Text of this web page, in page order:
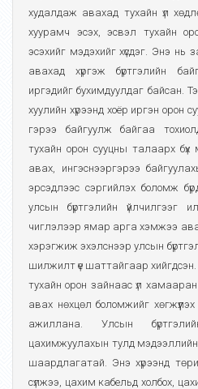
худалдаж авахад тухайн үл
хуурамч эсэх, эсвэл тухайн
эсэхийг мэдэхийг хүсдэг. Энэ
авахад хүргэж бүртгэлийн
иргэдийг бухимдуулдаг байсан.
хуулийн хүрээнд хоёр иргэн орон
гэрээ байгуулж байгаа
тухайн орон сууцны талаарх бүх
авах, ингэснээргэрээ
эрсэдлээс сэргийлэх боломж
улсын бүртгэлийн үйлчилгээг
чиглэлээр ямар арга хэмжээ
хэрэгжиж эхэлснээр улсын
шилжилт үе шаттайгаар
тухайн орон зайнаас үл хамааран
авах нөхцөл боломжийг
ажиллана. Улсын бүртгэлийн
цахимжуулахын тулд мэдээллийн
шаардлагатай. Энэ хүрээнд
сүлжээ, цахим кабельд холбох,